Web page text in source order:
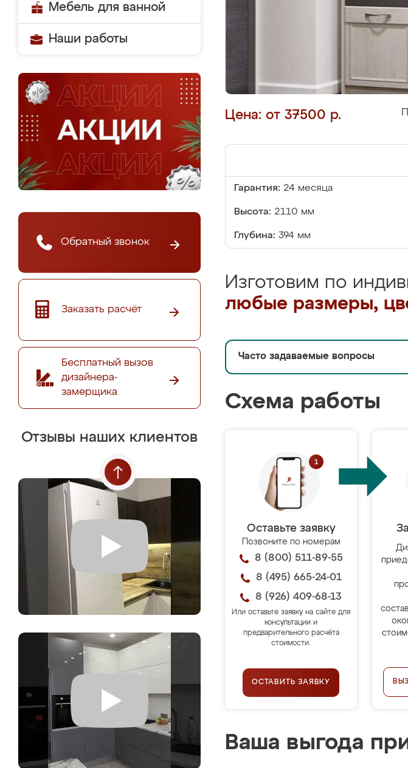
Мебель для ванной
Наши работы
Обратный звонок
Заказать расчёт
Бесплатный вызов
дизайнера-
замерщика
Отзывы наших клиентов
Цена: от 37500 р.
Гарантия: 24 месяца
Высота: 2110 мм
Глубина: 394 мм
Изготовим по
любые размеры,
Часто задаваемые вопросы
Схема работы
Оставьте заявку
Позвоните по номерам
8 (800) 511-89-55
8 (495) 665-24-01
8 (926) 409-68-13
Или оставьте заявку на сайте для
консультации и
предварительного расчёта
стоимости.
ОСТАВИТЬ ЗАЯВКУ
Ваша выгода